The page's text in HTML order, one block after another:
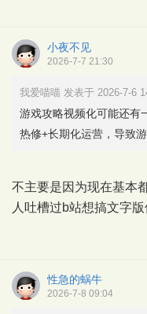
小夜不见
2026-7-7 21:30
我爱喵喵 发表于 2026-7-6
游戏攻略视频化可能还有
热修+长期化运营，导致
不主要是因为现在基本
人吐槽过b站想搞文字
性急的蜗牛
2026-7-8 09:04